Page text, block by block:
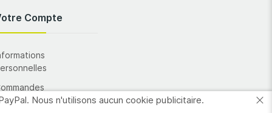
Nous n'utilisons aucun cookie publicitaire.
Compte